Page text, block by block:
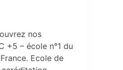
nos
+5 – école n°1 du
Ecole de